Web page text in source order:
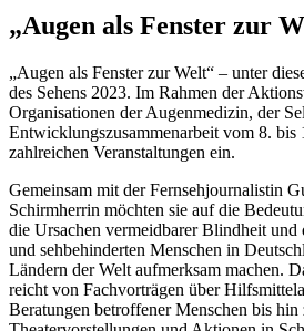
„Augen als Fenster zur
„Augen als Fenster zur Welt“ – unter
des Sehens 2023. Im Rahmen der
Organisationen der Augenmedizin, der
Entwicklungszusammenarbeit vom 8. bis
zahlreichen Veranstaltungen ein.
Gemeinsam mit der Fernsehjournalistin
Schirmherrin möchten sie auf die
die Ursachen vermeidbarer Blindheit
und sehbehinderten Menschen in
Ländern der Welt aufmerksam machen.
reicht von Fachvorträgen über
Beratungen betroffener Menschen bis